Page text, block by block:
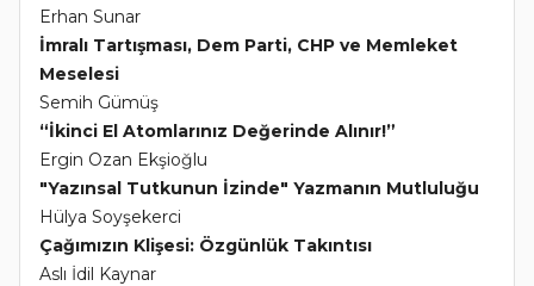
Erhan Sunar
İmralı Tartışması, Dem Parti, CHP ve Memleket
Meselesi
Semih Gümüş
“İkinci El Atomlarınız Değerinde Alınır!”
Ergin Ozan Ekşioğlu
"Yazınsal Tutkunun İzinde" Yazmanın Mutluluğu
Hülya Soyşekerci
Çağımızın Klişesi: Özgünlük Takıntısı
Aslı İdil Kaynar